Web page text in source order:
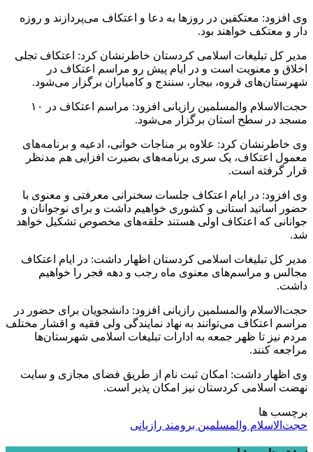
وی افزود: معتکفین در روزها به دعا و اعتکاف می‌پردازند و روزه
دار و معتکف خواهند بود.
مدیر کل تبلیغات اسلامی کردستان خاطرنشان کرد: اعتکاف تجلی
اخلاق و معنویت است و در ایام پیش رو مراسم اعتکاف در
شهرستان‌های قروه، بیجار، سنندج و کامیاران برگزار می‌شود.
حجت‌الاسلام والمسلمین رازیانی افزود: مراسم اعتکاف در ۱۰
مسجد در سطح استان برگزار می‌شود.
وی خاطرنشان کرد: علاوه بر مناجات خوانی، ادعیه و برنامه‌های
معمول اعتکاف، یک سری برنامه‌های بصیرت افزایی هم مدنظر
قرار گرفته است.
وی افزود: در ایام اعتکاف جلسات سخنرانی معرفتی و معنوی با
حضور اساتید استانی و کشوری خواهیم داشت و برای نوجوانان و
جوانانی که اعتکاف اولی هستند حلقه‌های مخصوص تشکیل خواهد
شد.
مدیر کل تبلیغات اسلامی کردستان اظهار داشت: در ایام اعتکاف
مجالس و مراسم‌های معنوی ماه رجب و دهه فجر را خواهیم
داشت.
حجت‌الاسلام والمسلمین رازیانی افزود: دانشجویان برای حضور در
مراسم اعتکاف می‌توانند به نهاد نمایندگی ولی فقیه و اقشار مختلف
مردم نیز تا ظهر جمعه به ادارات تبلیغات اسلامی شهرستان‌ها
مراجعه کنند.
وی اظهار داشت: امکان ثبت نام از طریق فضای مجازی و سایت
نهضت اسلامی کردستان نیز امکان پذیر است.
برچسب ها
حجت‌الاسلام والمسلمین برومند رازیانی